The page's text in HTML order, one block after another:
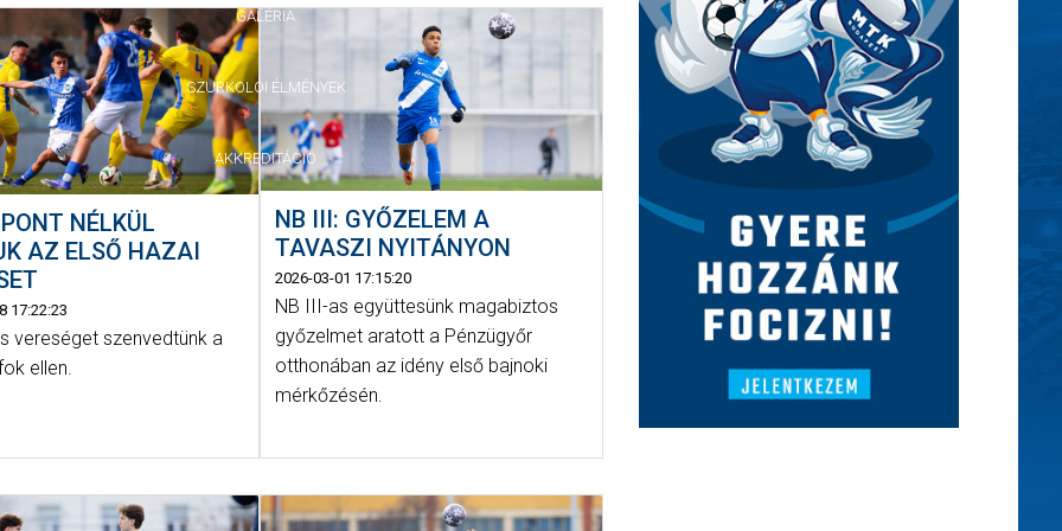
GALÉRIA
SZURKOLÓI ÉLMÉNYEK
AKKREDITÁCIÓ
NÉLKÜL
AZ ELSŐ HAZAI
17:22:23
vereséget szenvedtünk a
ellen.
NB III: GYŐZELEM A
TAVASZI NYITÁNYON
2026-03-01 17:15:20
NB III-as együttesünk magabiztos
győzelmet aratott a Pénzügyőr
otthonában az idény első bajnoki
mérkőzésén.